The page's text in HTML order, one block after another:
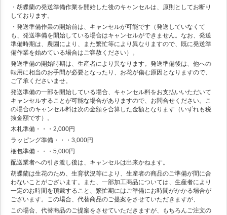
・胡蝶蘭の発送準備作業を開始した後のキャンセルは、原則としてお断り
しております。
・発送準備作業の開始前は、キャンセルが可能です（発送していなくて
も、発送準備を開始している場合はキャンセルができません。なお、発送
準備時期は、農園により、また繁忙等により異なりますので、既に発送準
備作業を始めている場合はご容赦ください）。
発送準備の開始時期は、生産者により異なります。発送準備後は、他への
転用に相当のお手間が必要となったり、お花が傷む原因となりますので、
ご了承くださいませ。
発送準備の一部を開始している場合、キャンセル料をお支払いいただいて
キャンセルすることが可能な場合がありますので、お問合せください。こ
の場合のキャンセル料は次の金額を合算した金額となります（いずれも税
抜金額です）。
木札準備・・・2,000円
ラッピング準備・・・3,000円
梱包準備・・・5,000円
配送業者への引き渡し後は、キャンセルは出来かねます。
胡蝶蘭は生花のため、生育状況等により、生産者の商品のご準備が間に合
わないことがございます。また、一部加工商品については、生産者により
一定のお時間を頂戴すること、繁忙期にはご準備にお時間がかかる場合が
ございます。この場合、代替商品のご提案をさせていただきますが、
この場合、代替商品のご提案をさせていただきますが、もちろんご注文の